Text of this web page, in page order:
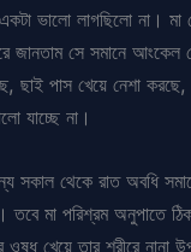
ভালো লাগছিলো না। মা
সে সমানে আংকেল
ছাই পাস খেয়ে নেশা করছে,
যাচ্ছে না।
সকাল থেকে রাত অবধি
মা পরিশ্রম অনুপাতে ঠিক
খেয়ে তার শরীরে নানা